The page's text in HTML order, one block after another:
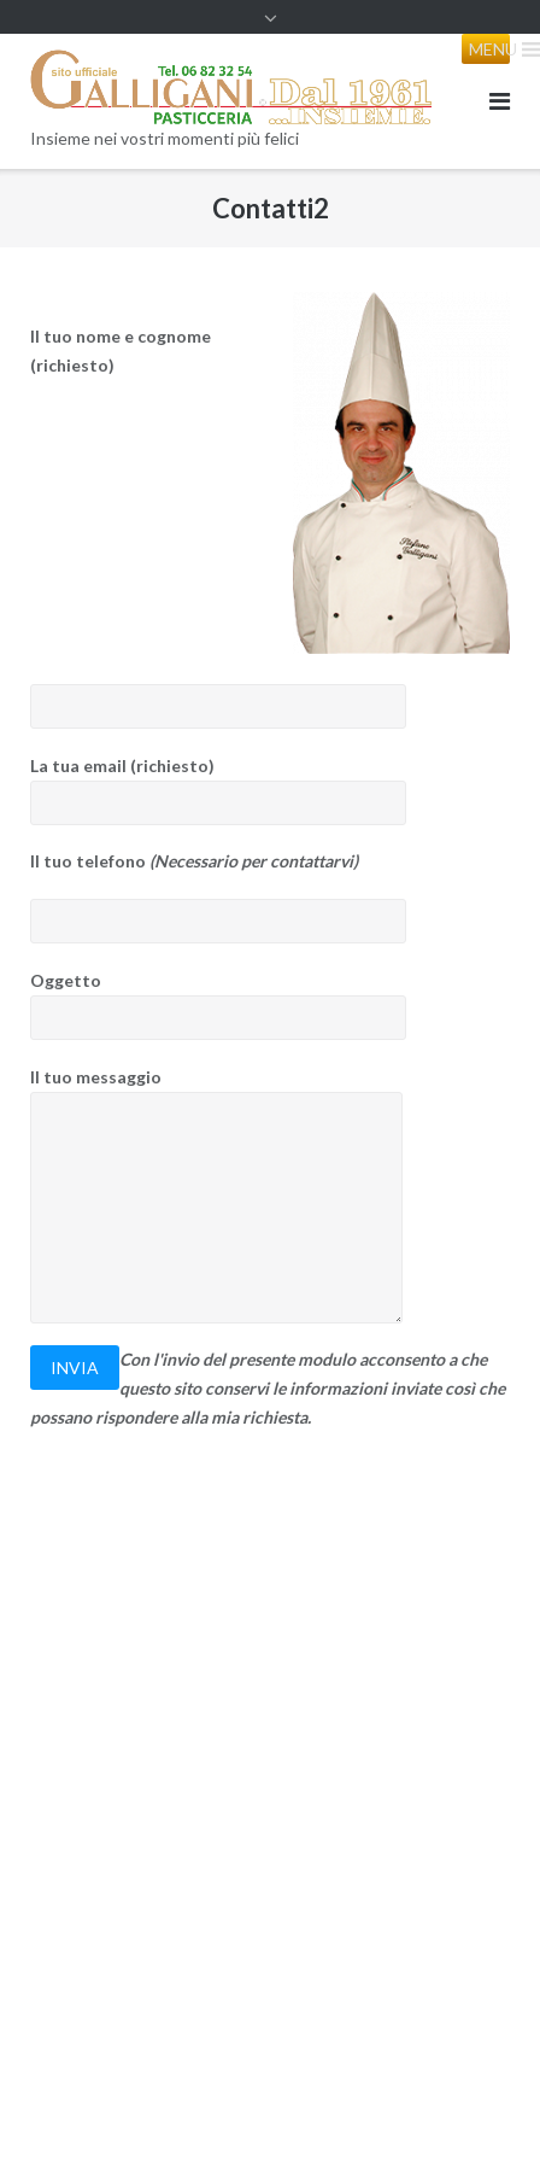
Insieme nei vostri momenti più felici
MENU
Contatti2
Il tuo nome e cognome
(richiesto)
La tua email (richiesto)
Il tuo telefono (Necessario per contattarvi)
Oggetto
Il tuo messaggio
Con l'invio del presente modulo acconsento a che
questo sito conservi le informazioni inviate così che
possano rispondere alla mia richiesta.